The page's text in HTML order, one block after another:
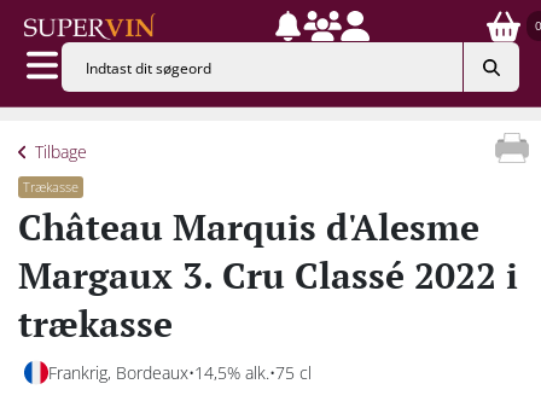
0
Tilbage
Trækasse
Château Marquis d'Alesme
Margaux 3. Cru Classé 2022 i
trækasse
Frankrig, Bordeaux 14,5% alk. 75 cl